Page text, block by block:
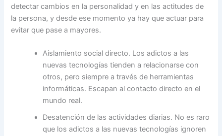
detectar cambios en la personalidad y en las actitudes de
la persona, y desde ese momento ya hay que actuar para
evitar que pase a mayores.
Aislamiento social directo. Los adictos a las
nuevas tecnologías tienden a relacionarse con
otros, pero siempre a través de herramientas
informáticas. Escapan al contacto directo en el
mundo real.
Desatención de las actividades diarias. No es raro
que los adictos a las nuevas tecnologías ignoren